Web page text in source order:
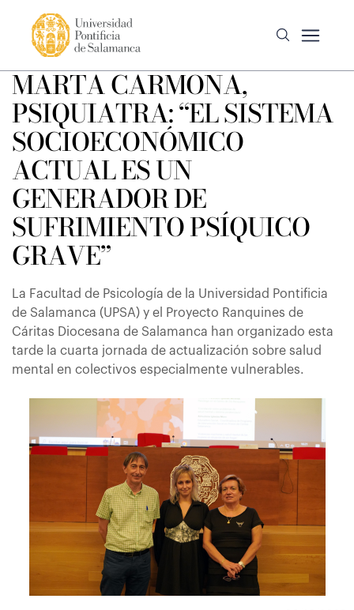
MARTA CARMONA,
PSIQUIATRA: “EL SISTEMA
SOCIOECONÓMICO
ACTUAL ES UN
GENERADOR DE
SUFRIMIENTO PSÍQUICO
GRAVE”
La Facultad de Psicología de la Universidad Pontificia
de Salamanca (UPSA) y el Proyecto Ranquines de
Cáritas Diocesana de Salamanca han organizado esta
tarde la cuarta jornada de actualización sobre salud
mental en colectivos especialmente vulnerables.